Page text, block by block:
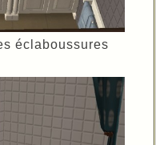
éclaboussures